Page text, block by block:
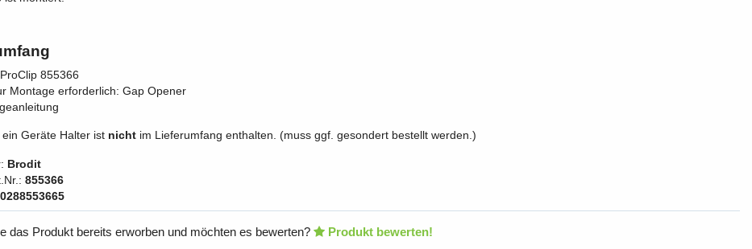
855366
Montage erforderlich: Gap Opener
ein Geräte Halter ist nicht im Lieferumfang enthalten. (muss ggf. gesondert bestellt werden.)
Brodit
855366
das Produkt bereits erworben und möchten es bewerten? Produkt bewerten!